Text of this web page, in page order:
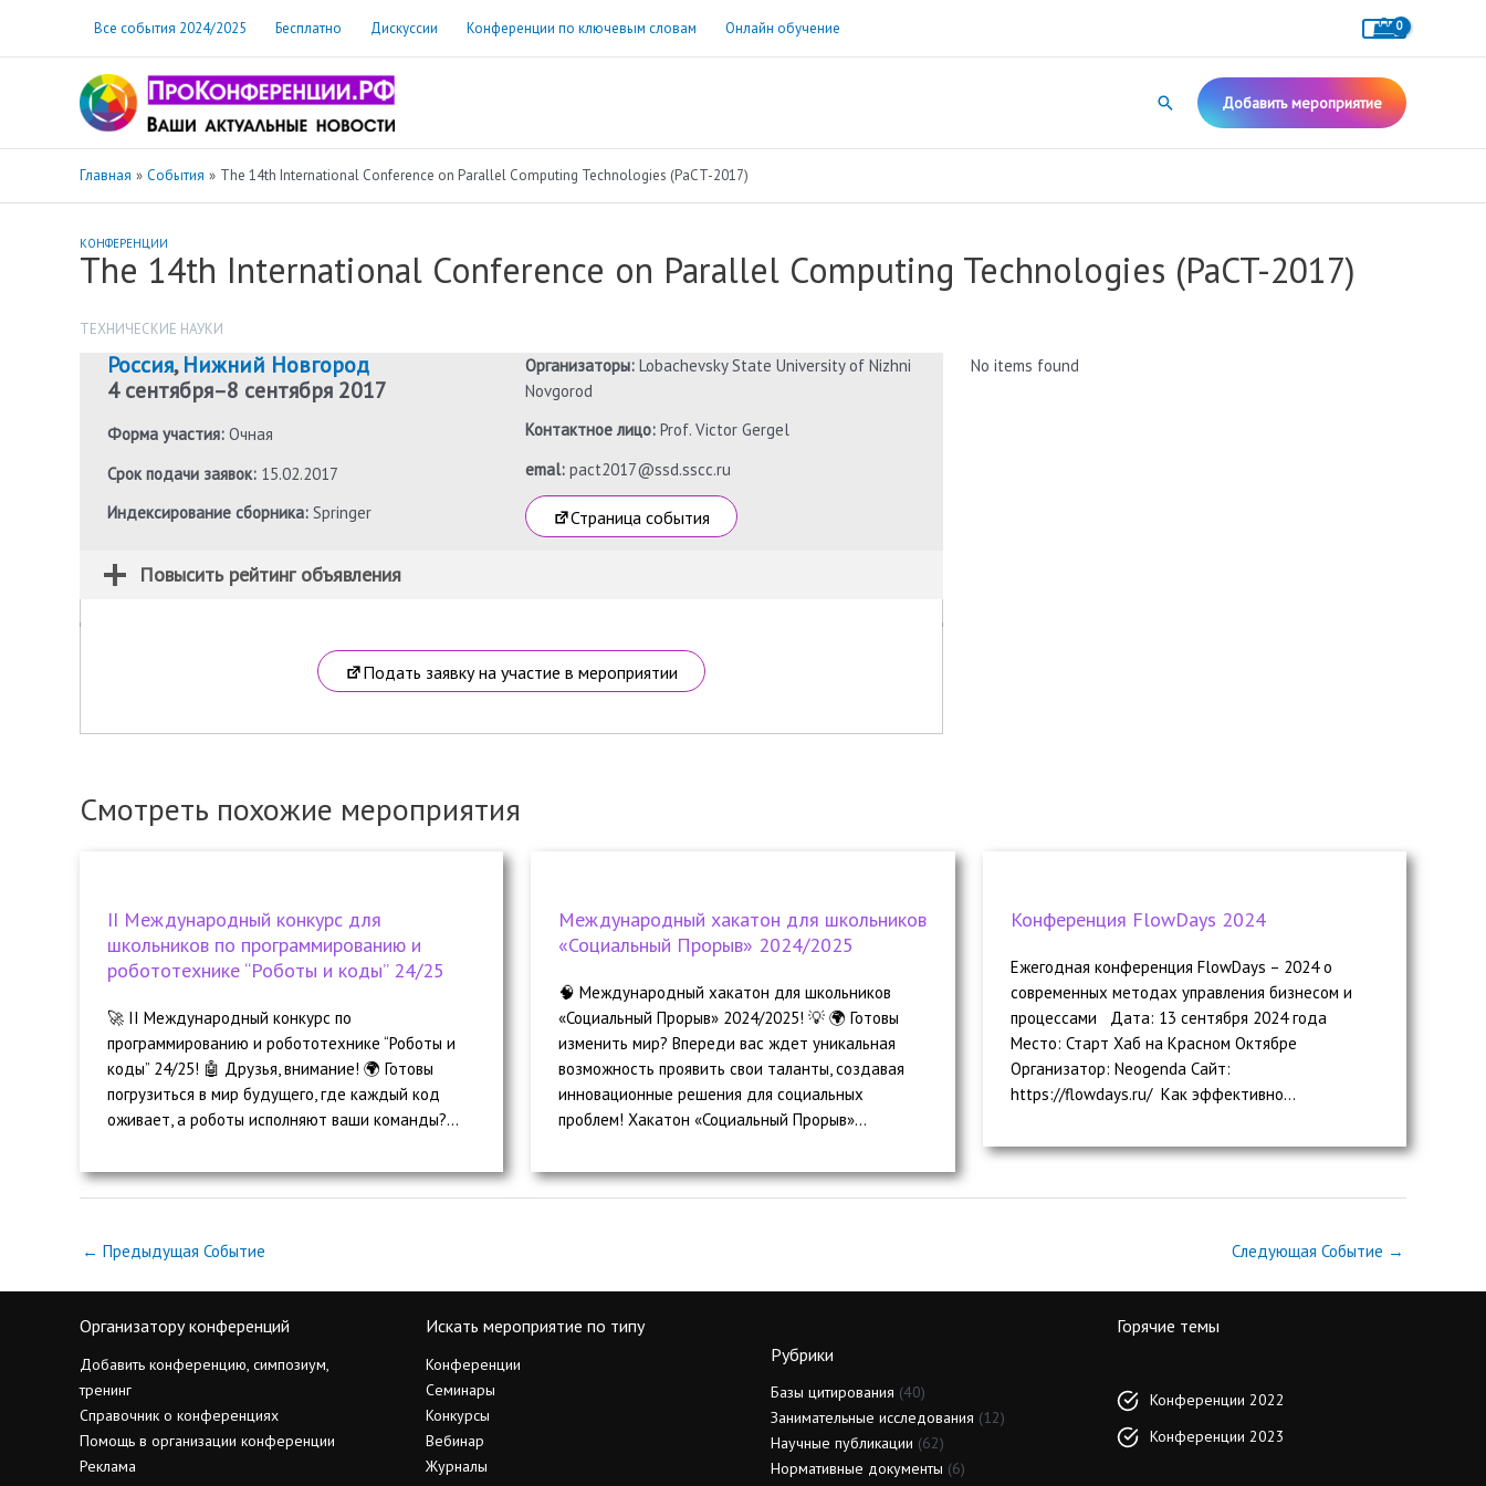
содержимому
Все события 2024/2025 Бесплатно Дискуссии Конференции по ключевым словам Онлайн обучение
Поиск Добавить мероприятие
Главная События The 14th International Conference on Parallel Computing Technologies (PaCT-2017)
КОНФЕРЕНЦИИ
The 14th International Conference on Parallel Computing Technologies (PaCT-2017)
ТЕХНИЧЕСКИЕ НАУКИ
Россия,Нижний Новгород
4 сентября–8 сентября 2017
Форма участия: Очная
Срок подачи заявок: 15.02.2017
Индексирование сборника: Springer
Организаторы: Lobachevsky State University of Nizhni
Novgorod
Контактное лицо: Prof. Victor Gergel
emal:pact2017@ssd.sscc.ru
Страница события
Повысить рейтинг объявления
Подать заявку на участие в мероприятии
No items found
Смотреть похожие мероприятия
II Международный конкурс для
школьников по программированию и
робототехнике “Роботы и коды” 24/25
🚀 II Международный конкурс по
программированию и робототехнике “Роботы и
коды” 24/25! 🤖 Друзья, внимание! 🌍 Готовы
погрузиться в мир будущего, где каждый код
оживает, а роботы исполняют ваши команды?...
Международный хакатон для школьников
«Социальный Прорыв» 2024/2025
🧠 Международный хакатон для школьников
«Социальный Прорыв» 2024/2025! 💡 🌍 Готовы
изменить мир? Впереди вас ждет уникальная
возможность проявить свои таланты, создавая
инновационные решения для социальных
проблем! Хакатон «Социальный Прорыв»...
Конференция FlowDays 2024
Ежегодная конференция FlowDays – 2024 о
современных методах управления бизнесом и
процессами Дата: 13 сентября 2024 года
Место: Старт Хаб на Красном Октябре
Организатор: Neogenda Сайт:
https://flowdays.ru/ Как эффективно...
← Предыдущая Событие Следующая Событие →
Организатору конференций
Добавить конференцию, симпозиум,
тренинг
Справочник о конференциях
Помощь в организации конференции
Реклама
Искать мероприятие по типу
Конференции
Семинары
Конкурсы
Вебинар
Журналы
Рубрики
Базы цитирования (40)
Занимательные исследования (12)
Научные публикации (62)
Нормативные документы (6)
Горячие темы
Конференции 2022
Конференции 2023